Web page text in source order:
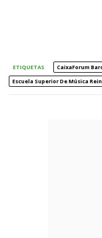
ETIQUETAS CaixaForum
Escuela Superior De Música